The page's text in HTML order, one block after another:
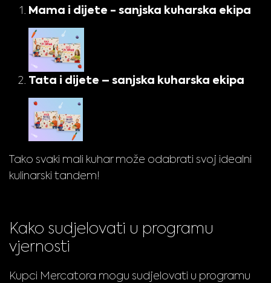
Mama i dijete - sanjska kuharska ekipa
Tata i dijete – sanjska kuharska ekipa
Tako svaki mali kuhar može odabrati svoj idealni
kulinarski tandem!
Kako sudjelovati u programu
vjernosti
Kupci Mercatora mogu sudjelovati u programu